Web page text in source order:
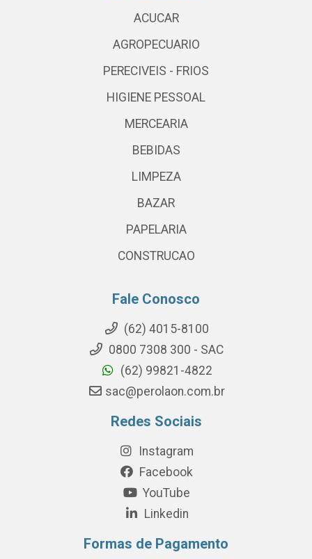
ACUCAR
AGROPECUARIO
PERECIVEIS - FRIOS
HIGIENE PESSOAL
MERCEARIA
BEBIDAS
LIMPEZA
BAZAR
PAPELARIA
CONSTRUCAO
Fale Conosco
(62) 4015-8100
0800 7308 300 - SAC
(62) 99821-4822
sac@perolaon.com.br
Redes Sociais
Instagram
Facebook
YouTube
Linkedin
Formas de Pagamento